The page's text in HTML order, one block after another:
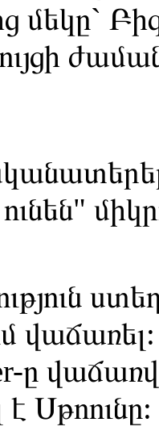
մեկը`
ը
Սթոունը: